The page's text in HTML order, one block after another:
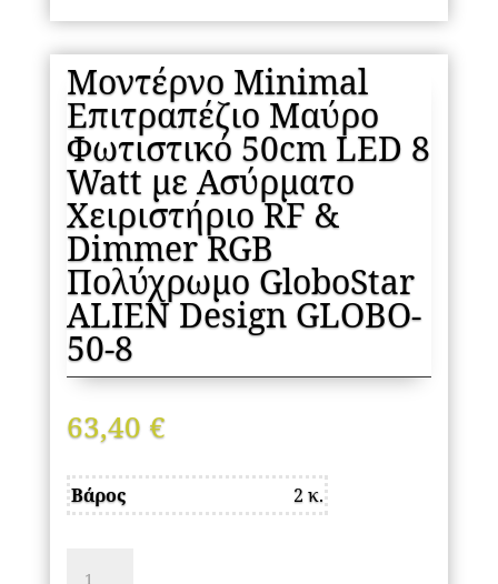
Μοντέρνο Minimal
Επιτραπέζιο Μαύρο
Φωτιστικό 50cm LED 8
Watt με Ασύρματο
Χειριστήριο RF &
Dimmer RGB
Πολύχρωμο GloboStar
ALIEN Design GLOBO-
50-8
63,40 €
Βάρος 2 κ.